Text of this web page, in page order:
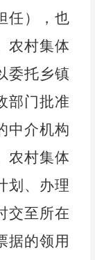
）
，也
农村集体
委托乡镇
部门批准
中介机构
农村集体
划 、
办理
交至所在
据的领用